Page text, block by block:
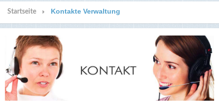
Startseite Kontakte Verwaltung